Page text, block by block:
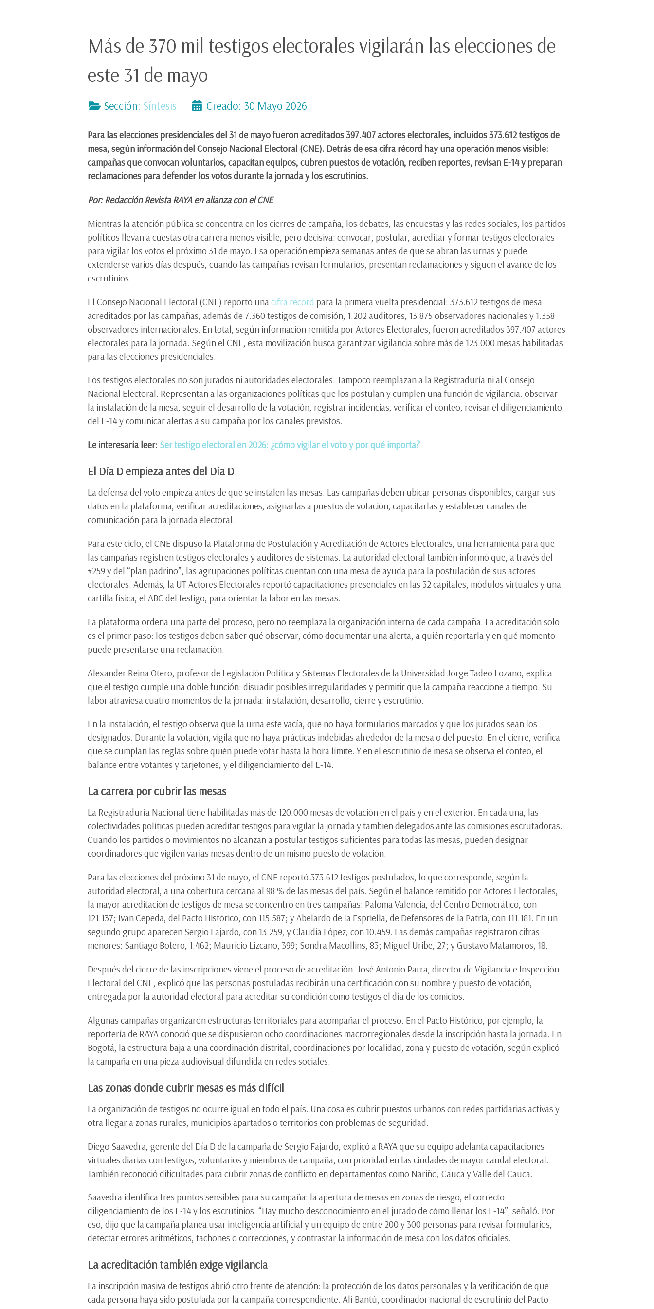
Más de 370 mil testigos electorales vigilarán las elecciones de
este 31 de mayo
Sección: Síntesis Creado: 30 Mayo 2026
Para las elecciones presidenciales del 31 de mayo fueron acreditados 397.407 actores electorales, incluidos 373.612 testigos de
mesa, según información del Consejo Nacional Electoral (CNE). Detrás de esa cifra récord hay una operación menos visible:
campañas que convocan voluntarios, capacitan equipos, cubren puestos de votación, reciben reportes, revisan E-14 y preparan
reclamaciones para defender los votos durante la jornada y los escrutinios.
Por: Redacción Revista RAYA en alianza con el CNE
Mientras la atención pública se concentra en los cierres de campaña, los debates, las encuestas y las redes sociales, los partidos
políticos llevan a cuestas otra carrera menos visible, pero decisiva: convocar, postular, acreditar y formar testigos electorales
para vigilar los votos el próximo 31 de mayo. Esa operación empieza semanas antes de que se abran las urnas y puede
extenderse varios días después, cuando las campañas revisan formularios, presentan reclamaciones y siguen el avance de los
escrutinios.
El Consejo Nacional Electoral (CNE) reportó unacifra récord para la primera vuelta presidencial: 373.612 testigos de mesa
acreditados por las campañas, además de 7.360 testigos de comisión, 1.202 auditores, 13.875 observadores nacionales y 1.358
observadores internacionales. En total, según información remitida por Actores Electorales, fueron acreditados 397.407 actores
electorales para la jornada. Según el CNE, esta movilización busca garantizar vigilancia sobre más de 123.000 mesas habilitadas
para las elecciones presidenciales.
Los testigos electorales no son jurados ni autoridades electorales. Tampoco reemplazan a la Registraduría ni al Consejo
Nacional Electoral. Representan a las organizaciones políticas que los postulan y cumplen una función de vigilancia: observar
la instalación de la mesa, seguir el desarrollo de la votación, registrar incidencias, verificar el conteo, revisar el diligenciamiento
del E-14 y comunicar alertas a su campaña por los canales previstos.
Le interesaría leer: Ser testigo electoral en 2026: ¿cómo vigilar el voto y por qué importa?
El Día D empieza antes del Día D
La defensa del voto empieza antes de que se instalen las mesas. Las campañas deben ubicar personas disponibles, cargar sus
datos en la plataforma, verificar acreditaciones, asignarlas a puestos de votación, capacitarlas y establecer canales de
comunicación para la jornada electoral.
Para este ciclo, el CNE dispuso la Plataforma de Postulación y Acreditación de Actores Electorales, una herramienta para que
las campañas registren testigos electorales y auditores de sistemas. La autoridad electoral también informó que, a través del
#259 y del “plan padrino”, las agrupaciones políticas cuentan con una mesa de ayuda para la postulación de sus actores
electorales. Además, la UT Actores Electorales reportó capacitaciones presenciales en las 32 capitales, módulos virtuales y una
cartilla física, el ABC del testigo, para orientar la labor en las mesas.
La plataforma ordena una parte del proceso, pero no reemplaza la organización interna de cada campaña. La acreditación solo
es el primer paso: los testigos deben saber qué observar, cómo documentar una alerta, a quién reportarla y en qué momento
puede presentarse una reclamación.
Alexander Reina Otero, profesor de Legislación Política y Sistemas Electorales de la Universidad Jorge Tadeo Lozano, explica
que el testigo cumple una doble función: disuadir posibles irregularidades y permitir que la campaña reaccione a tiempo. Su
labor atraviesa cuatro momentos de la jornada: instalación, desarrollo, cierre y escrutinio.
En la instalación, el testigo observa que la urna este vacía, que no haya formularios marcados y que los jurados sean los
designados. Durante la votación, vigila que no haya prácticas indebidas alrededor de la mesa o del puesto. En el cierre, verifica
que se cumplan las reglas sobre quién puede votar hasta la hora límite. Y en el escrutinio de mesa se observa el conteo, el
balance entre votantes y tarjetones, y el diligenciamiento del E-14.
La carrera por cubrir las mesas
La Registraduría Nacional tiene habilitadas más de 120.000 mesas de votación en el país y en el exterior. En cada una, las
colectividades políticas pueden acreditar testigos para vigilar la jornada y también delegados ante las comisiones escrutadoras.
Cuando los partidos o movimientos no alcanzan a postular testigos suficientes para todas las mesas, pueden designar
coordinadores que vigilen varias mesas dentro de un mismo puesto de votación.
Para las elecciones del próximo 31 de mayo, el CNE reportó 373.612 testigos postulados, lo que corresponde, según la
autoridad electoral, a una cobertura cercana al 98 % de las mesas del país. Según el balance remitido por Actores Electorales,
la mayor acreditación de testigos de mesa se concentró en tres campañas: Paloma Valencia, del Centro Democrático, con
121.137; Iván Cepeda, del Pacto Histórico, con 115.587; y Abelardo de la Espriella, de Defensores de la Patria, con 111.181. En un
segundo grupo aparecen Sergio Fajardo, con 13.259, y Claudia López, con 10.459. Las demás campañas registraron cifras
menores: Santiago Botero, 1.462; Mauricio Lizcano, 399; Sondra Macollins, 83; Miguel Uribe, 27; y Gustavo Matamoros, 18.
Después del cierre de las inscripciones viene el proceso de acreditación. José Antonio Parra, director de Vigilancia e Inspección
Electoral del CNE, explicó que las personas postuladas recibirán una certificación con su nombre y puesto de votación,
entregada por la autoridad electoral para acreditar su condición como testigos el día de los comicios.
Algunas campañas organizaron estructuras territoriales para acompañar el proceso. En el Pacto Histórico, por ejemplo, la
reportería de RAYA conoció que se dispusieron ocho coordinaciones macrorregionales desde la inscripción hasta la jornada. En
Bogotá, la estructura baja a una coordinación distrital, coordinaciones por localidad, zona y puesto de votación, según explicó
la campaña en una pieza audiovisual difundida en redes sociales.
Las zonas donde cubrir mesas es más difícil
La organización de testigos no ocurre igual en todo el país. Una cosa es cubrir puestos urbanos con redes partidarias activas y
otra llegar a zonas rurales, municipios apartados o territorios con problemas de seguridad.
Diego Saavedra, gerente del Día D de la campaña de Sergio Fajardo, explicó a RAYA que su equipo adelanta capacitaciones
virtuales diarias con testigos, voluntarios y miembros de campaña, con prioridad en las ciudades de mayor caudal electoral.
También reconoció dificultades para cubrir zonas de conflicto en departamentos como Nariño, Cauca y Valle del Cauca.
Saavedra identifica tres puntos sensibles para su campaña: la apertura de mesas en zonas de riesgo, el correcto
diligenciamiento de los E-14 y los escrutinios. “Hay mucho desconocimiento en el jurado de cómo llenar los E-14”, señaló. Por
eso, dijo que la campaña planea usar inteligencia artificial y un equipo de entre 200 y 300 personas para revisar formularios,
detectar errores aritméticos, tachones o correcciones, y contrastar la información de mesa con los datos oficiales.
La acreditación también exige vigilancia
La inscripción masiva de testigos abrió otro frente de atención: la protección de los datos personales y la verificación de que
cada persona haya sido postulada por la campaña correspondiente. Alí Bantú, coordinador nacional de escrutinio del Pacto